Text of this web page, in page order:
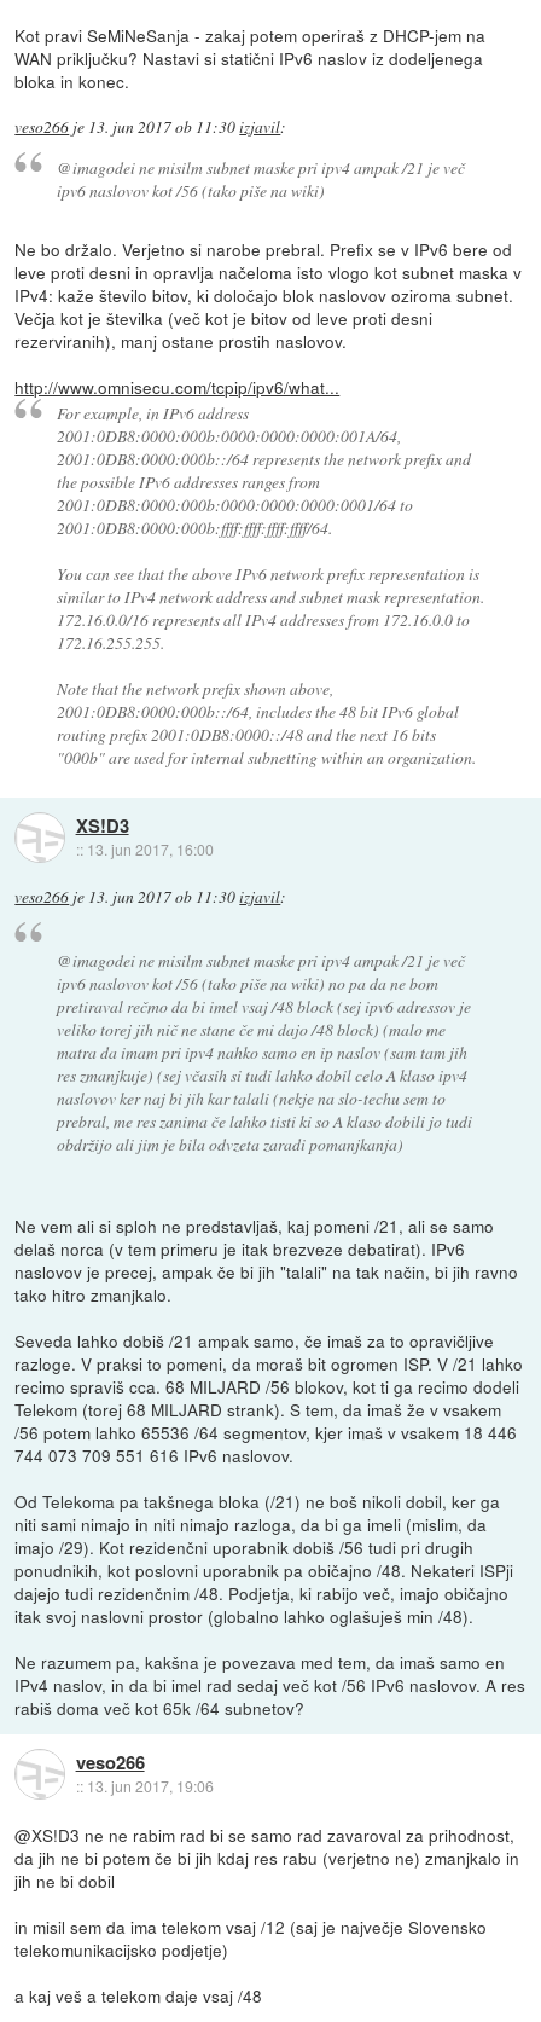
Kot pravi SeMiNeSanja - zakaj potem operiraš z DHCP-jem na
WAN priključku? Nastavi si statični IPv6 naslov iz dodeljenega
bloka in konec.
veso266 je 13. jun 2017 ob 11:30izjavil:
@imagodei ne misilm subnet maske pri ipv4 ampak /21 je več
ipv6 naslovov kot /56 (tako piše na wiki)
Ne bo držalo. Verjetno si narobe prebral. Prefix se v IPv6 bere od
leve proti desni in opravlja načeloma isto vlogo kot subnet maska v
IPv4: kaže število bitov, ki določajo blok naslovov oziroma subnet.
Večja kot je številka (več kot je bitov od leve proti desni
rezerviranih), manj ostane prostih naslovov.
http://www.omnisecu.com/tcpip/ipv6/what...
For example, in IPv6 address
2001:0DB8:0000:000b:0000:0000:0000:001A/64,
2001:0DB8:0000:000b::/64 represents the network prefix and
the possible IPv6 addresses ranges from
2001:0DB8:0000:000b:0000:0000:0000:0001/64 to
2001:0DB8:0000:000b:ffff:ffff:ffff:ffff/64.
You can see that the above IPv6 network prefix representation is
similar to IPv4 network address and subnet mask representation.
172.16.0.0/16 represents all IPv4 addresses from 172.16.0.0 to
172.16.255.255.
Note that the network prefix shown above,
2001:0DB8:0000:000b::/64, includes the 48 bit IPv6 global
routing prefix 2001:0DB8:0000::/48 and the next 16 bits
"000b" are used for internal subnetting within an organization.
XS!D3
:: 13. jun 2017, 16:00
veso266 je 13. jun 2017 ob 11:30izjavil:
@imagodei ne misilm subnet maske pri ipv4 ampak /21 je več
ipv6 naslovov kot /56 (tako piše na wiki) no pa da ne bom
pretiraval rečmo da bi imel vsaj /48 block (sej ipv6 adressov je
veliko torej jih nič ne stane če mi dajo /48 block) (malo me
matra da imam pri ipv4 nahko samo en ip naslov (sam tam jih
res zmanjkuje) (sej včasih si tudi lahko dobil celo A klaso ipv4
naslovov ker naj bi jih kar talali (nekje na slo-techu sem to
prebral, me res zanima če lahko tisti ki so A klaso dobili jo tudi
obdržijo ali jim je bila odvzeta zaradi pomanjkanja)
Ne vem ali si sploh ne predstavljaš, kaj pomeni /21, ali se samo
delaš norca (v tem primeru je itak brezveze debatirat). IPv6
naslovov je precej, ampak če bi jih "talali" na tak način, bi jih ravno
tako hitro zmanjkalo.
Seveda lahko dobiš /21 ampak samo, če imaš za to opravičljive
razloge. V praksi to pomeni, da moraš bit ogromen ISP. V /21 lahko
recimo spraviš cca. 68 MILJARD /56 blokov, kot ti ga recimo dodeli
Telekom (torej 68 MILJARD strank). S tem, da imaš že v vsakem
/56 potem lahko 65536 /64 segmentov, kjer imaš v vsakem 18 446
744 073 709 551 616 IPv6 naslovov.
Od Telekoma pa takšnega bloka (/21) ne boš nikoli dobil, ker ga
niti sami nimajo in niti nimajo razloga, da bi ga imeli (mislim, da
imajo /29). Kot rezidenčni uporabnik dobiš /56 tudi pri drugih
ponudnikih, kot poslovni uporabnik pa običajno /48. Nekateri ISPji
dajejo tudi rezidenčnim /48. Podjetja, ki rabijo več, imajo običajno
itak svoj naslovni prostor (globalno lahko oglašuješ min /48).
Ne razumem pa, kakšna je povezava med tem, da imaš samo en
IPv4 naslov, in da bi imel rad sedaj več kot /56 IPv6 naslovov. A res
rabiš doma več kot 65k /64 subnetov?
veso266
:: 13. jun 2017, 19:06
@XS!D3 ne ne rabim rad bi se samo rad zavaroval za prihodnost,
da jih ne bi potem če bi jih kdaj res rabu (verjetno ne) zmanjkalo in
jih ne bi dobil
in misil sem da ima telekom vsaj /12 (saj je največje Slovensko
telekomunikacijsko podjetje)
a kaj veš a telekom daje vsaj /48